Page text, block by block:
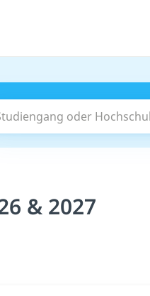
oder Hochschule
& 2027